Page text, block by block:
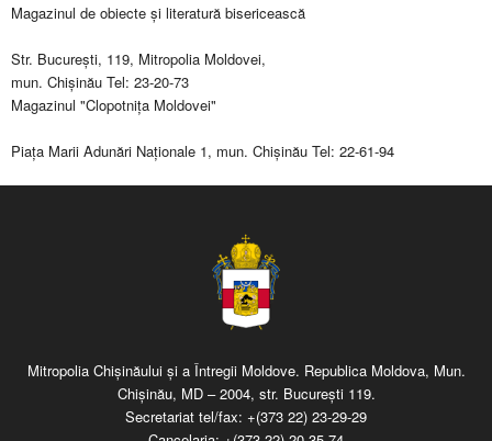
Magazinul de obiecte şi literatură bisericească
Str. Bucureşti, 119, Mitropolia Moldovei,
mun. Chişinău Tel: 23-20-73
Magazinul "Clopotniţa Moldovei"
Piaţa Marii Adunări Naţionale 1, mun. Chişinău Tel: 22-61-94
Mitropolia Chişinăului şi a Întregii Moldove. Republica Moldova, Mun.
Chişinău, MD – 2004, str. Bucureşti 119.
Secretariat tel/fax: +(373 22) 23-29-29